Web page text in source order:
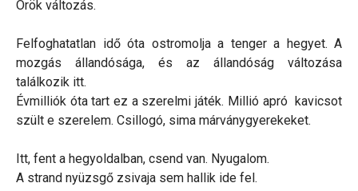
Örök változás.
Felfoghatatlan idő óta ostromolja a tenger a hegyet. A
mozgás állandósága, és az állandóság változása
találkozik itt.
Évmilliók óta tart ez a szerelmi játék. Millió apró kavicsot
szült e szerelem. Csillogó, sima márványgyerekeket.
Itt, fent a hegyoldalban, csend van. Nyugalom.
A strand nyüzsgő zsivaja sem hallik ide fel.